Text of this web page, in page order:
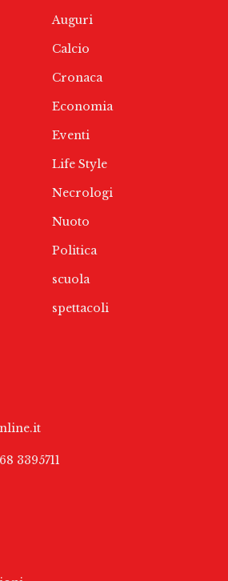
Auguri
Calcio
Cronaca
Economia
Eventi
Life Style
Necrologi
Nuoto
Politica
scuola
spettacoli
3395711